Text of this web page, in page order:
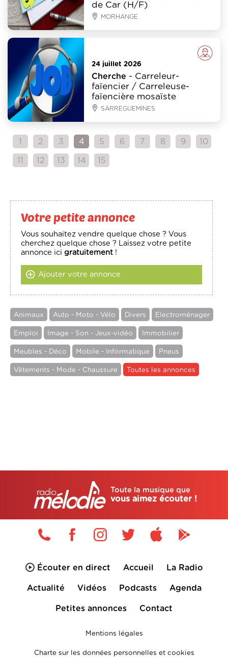
de Car (H/F)
MORHANGE
24 juillet 2026
Cherche - Carreleur-
faïencier / Carreleuse-
faïencière mosaïste
SARREGUEMINES
1 2 3 4 5 6 7 8 9 10
11 12 13 14 15
Votre petite annonce
Vous souhaitez vendre quelque chose ? Vous
cherchez quelque chose ? Laissez votre petite
annonce icigratuitement !
Ajouter votre annonce
Animaux Auto - Moto - Vélo Divers Electroménager
Emploi Image - Son - Jeux-vidéo Immobilier
Meubles - Déco Mobile - Informatique Pneus
Vêtements - Mode - Chaussure Toutes les annonces
Toute la musique que
vous aimez écouter !
Écouter en direct Accueil La Radio
Actualité Vidéos Podcasts Agenda
Petites annonces Contact
Mentions légales
Charte sur les données personnelles et cookies